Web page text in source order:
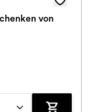
von